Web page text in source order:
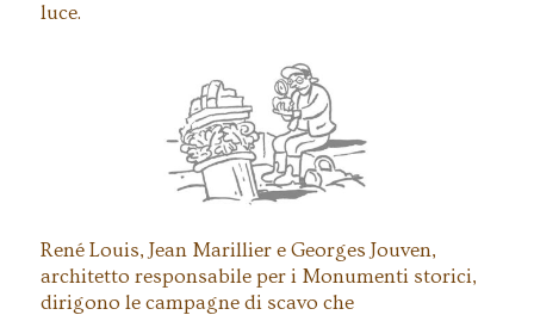
luce.
René Louis, Jean Marillier e Georges Jouven,
architetto responsabile per i Monumenti storici,
dirigono le campagne di scavo che